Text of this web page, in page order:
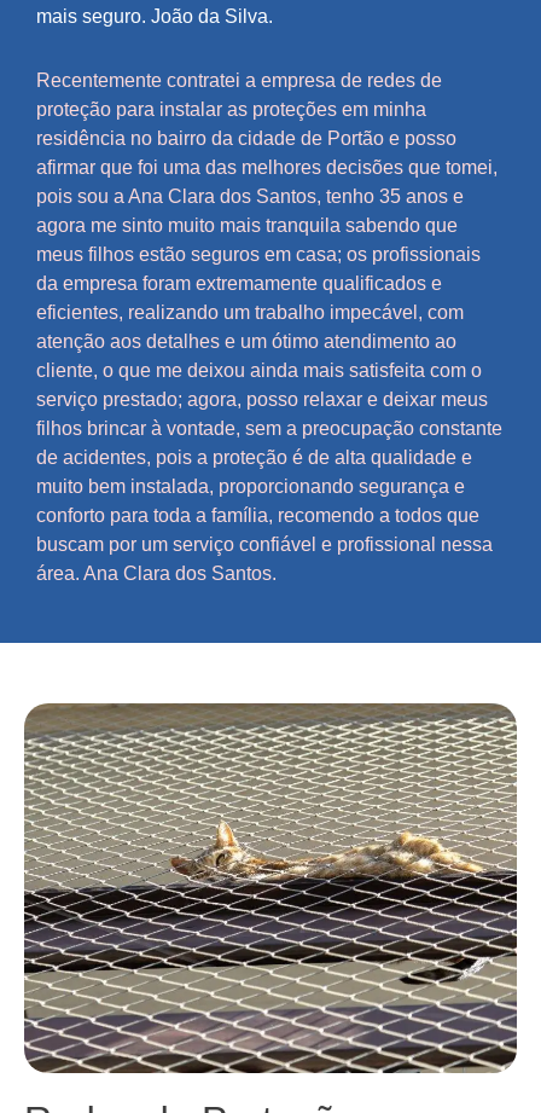
mais seguro. João da Silva.
Recentemente contratei a empresa de redes de
proteção para instalar as proteções em minha
residência no bairro da cidade de Portão e posso
afirmar que foi uma das melhores decisões que tomei,
pois sou a Ana Clara dos Santos, tenho 35 anos e
agora me sinto muito mais tranquila sabendo que
meus filhos estão seguros em casa; os profissionais
da empresa foram extremamente qualificados e
eficientes, realizando um trabalho impecável, com
atenção aos detalhes e um ótimo atendimento ao
cliente, o que me deixou ainda mais satisfeita com o
serviço prestado; agora, posso relaxar e deixar meus
filhos brincar à vontade, sem a preocupação constante
de acidentes, pois a proteção é de alta qualidade e
muito bem instalada, proporcionando segurança e
conforto para toda a família, recomendo a todos que
buscam por um serviço confiável e profissional nessa
área. Ana Clara dos Santos.